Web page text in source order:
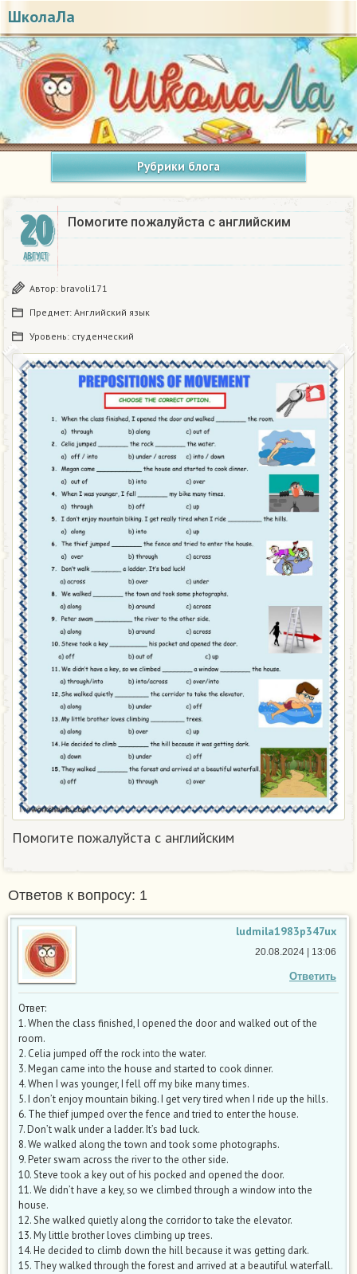
ШколаЛа
Рубрики блога
20
АВГУСТ
Помогите пожалуйста с английским
Автор: bravoli171
Предмет: Английский язык
Уровень: студенческий
Помогите пожалуйста с английским
Ответов к вопросу: 1
ludmila1983p347ux
Ответить
20.08.2024 | 13:06
Ответ:
1. When the class finished, I opened the door and walked out of the
room.
2. Celia jumped off the rock into the water.
3. Megan came into the house and started to cook dinner.
4. When I was younger, I fell off my bike many times.
5. I don’t enjoy mountain biking. I get very tired when I ride up the hills.
6. The thief jumped over the fence and tried to enter the house.
7. Don’t walk under a ladder. It’s bad luck.
8. We walked along the town and took some photographs.
9. Peter swam across the river to the other side.
10. Steve took a key out of his pocked and opened the door.
11. We didn’t have a key, so we climbed through a window into the
house.
12. She walked quietly along the corridor to take the elevator.
13. My little brother loves climbing up trees.
14. He decided to climb down the hill because it was getting dark.
15. They walked through the forest and arrived at a beautiful waterfall.